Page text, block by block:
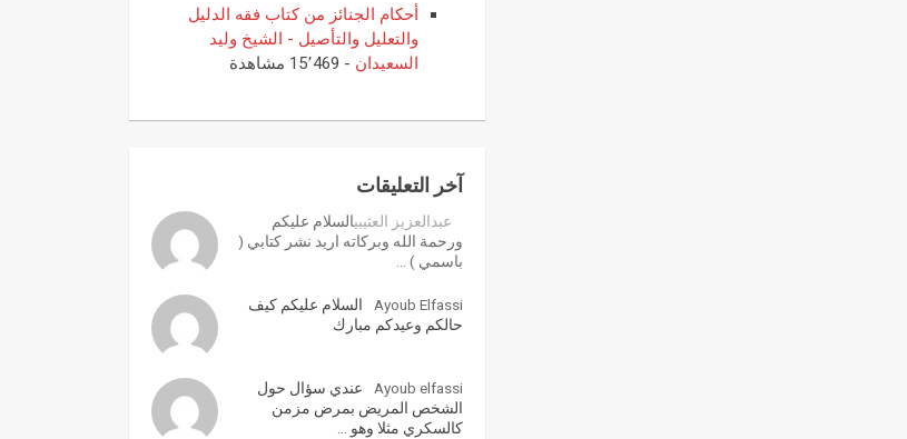
أحكام الجنائز من كتاب فقه الدليل
والتعليل والتأصيل - الشيخ وليد
السعيدان - 15٬469 مشاهدة
آخر التعليقات
عبدالعزيز العتيبيالسلام عليكم
ورحمة الله وبركاته اريد نشر كتابي (
باسمي ) …
Ayoub Elfassi
السلام عليكم كيف
حالكم وعيدكم مبارك
Ayoub elfassi
عندي سؤال حول
الشخص المريض بمرض مزمن
كالسكري مثلا وهو …